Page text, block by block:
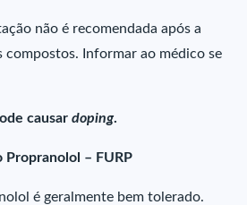
não é recomendada após a
compostos. Informar ao médico se
causardoping.
Propranolol – FURP
é geralmente bem tolerado.